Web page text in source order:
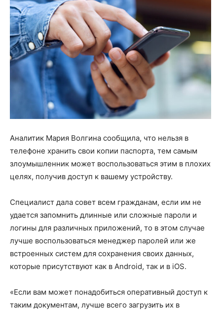
Аналитик Мария Волгина сообщила, что нельзя в
телефоне хранить свои копии паспорта, тем самым
злоумышленник может воспользоваться этим в плохих
целях, получив доступ к вашему устройству.
Специалист дала совет всем гражданам, если им не
удается запомнить длинные или сложные пароли и
логины для различных приложений, то в этом случае
лучше воспользоваться менеджер паролей или же
встроенных систем для сохранения своих данных,
которые присутствуют как в Android, так и в iOS.
«Если вам может понадобиться оперативный доступ к
таким документам, лучше всего загрузить их в